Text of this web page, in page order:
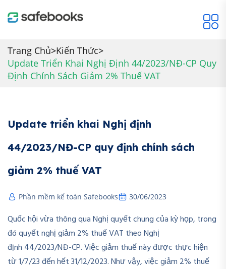
Trang Chủ>Kiến Thức>
Update Triển Khai Nghị Định 44/2023/NĐ-CP Quy
Định Chính Sách Giảm 2% Thuế VAT
Update triển khai Nghị định
44/2023/NĐ-CP quy định chính sách
giảm 2% thuế VAT
Phần mềm kế toán Safebooks 30/06/2023
Quốc hội vừa thông qua Nghị quyết chung của kỳ họp, trong
đó quyết nghị giảm 2% thuế VAT theo Nghị
định 44/2023/NĐ-CP. Việc giảm thuế này được thực hiện
từ 1/7/23 đến hết 31/12/2023. Như vậy, việc giảm 2% thuế